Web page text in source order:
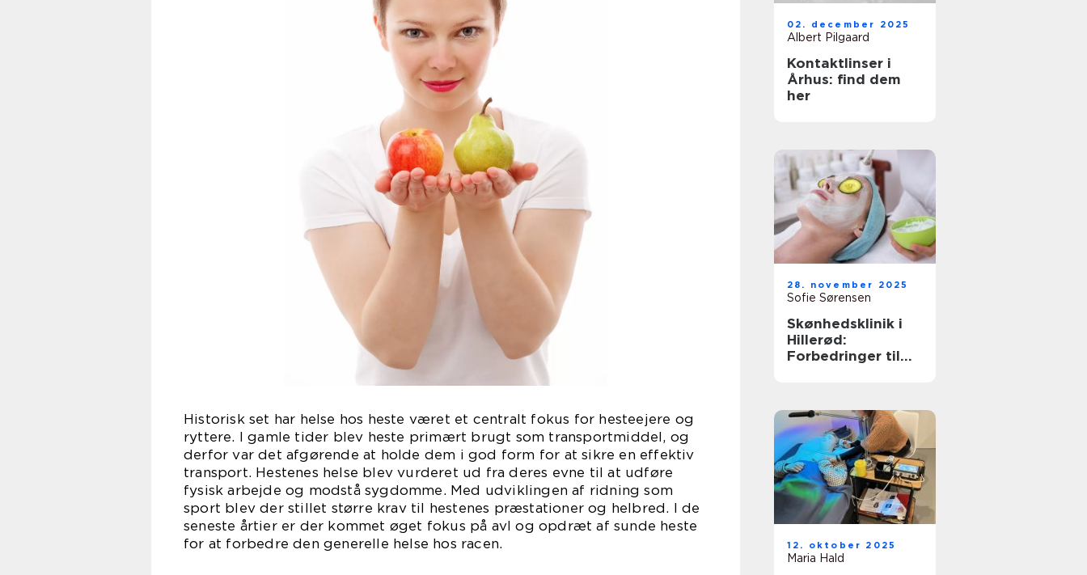
Historisk set har helse hos heste været et centralt fokus for hesteejere og
ryttere. I gamle tider blev heste primært brugt som transportmiddel, og
derfor var det afgørende at holde dem i god form for at sikre en effektiv
transport. Hestenes helse blev vurderet ud fra deres evne til at udføre
fysisk arbejde og modstå sygdomme. Med udviklingen af ridning som
sport blev der stillet større krav til hestenes præstationer og helbred. I de
seneste årtier er der kommet øget fokus på avl og opdræt af sunde heste
for at forbedre den generelle helse hos racen.
02. december 2025
Albert Pilgaard
Kontaktlinser i
Århus: find dem
her
28. november 2025
Sofie Sørensen
Skønhedsklinik i
Hillerød:
Forbedringer til
12. oktober 2025
Maria Hald